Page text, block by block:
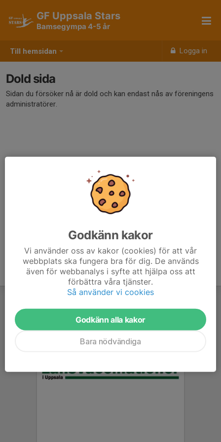
Till hemsidan Logga in
GF Uppsala Stars
Bamsegympa 4-5 år
Dold sida
Sidan du försöker nå är dold och kan endast nås av föreningens
administratörer.
Godkänn kakor
Vi använder oss av kakor (cookies) för att vår
webbplats ska fungera bra för dig. De används
även för webbanalys i syfte att hjälpa oss att
förbättra våra tjänster.
Så använder vi cookies
Godkänn alla kakor
Bara nödvändiga